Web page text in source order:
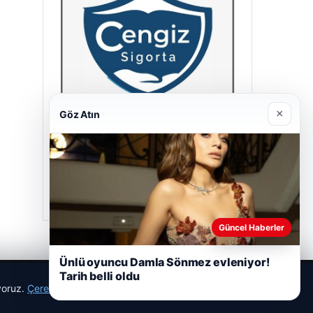
Cengiz Sigorta
23/06/2026
Çerez Politikamız
Göz Atın ×
Güncel Haberler
Ünlü oyuncu Damla Sönmez evleniyor!
Tarih belli oldu